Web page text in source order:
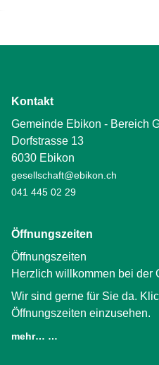
Kontakt
Gemeinde Ebikon - Bereich
Dorfstrasse 13
6030 Ebikon
gesellschaft@ebikon.ch
041 445 02 29
Öffnungszeiten
Öffnungszeiten
Herzlich willkommen bei der
Wir sind gerne für Sie da.
Öffnungszeiten einzusehen.
mehr… …